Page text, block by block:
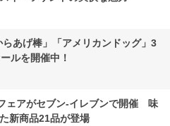
らあげ棒」「アメリカンドッグ」3
ルを開催中！
ェアがセブン-イレブンで開催 味
新商品21品が登場